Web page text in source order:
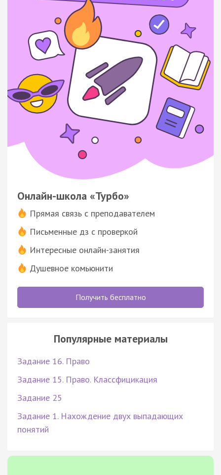
Онлайн-школа «Турбо»
Прямая связь с преподавателем
Письменные дз с проверкой
Интересные онлайн-занятия
Душевное комьюнити
Получить бесплатно
Популярные материалы
Задание 16. Право
Задание 15. Право. Классфицикация
Задание 25
Задание 1. Нахождение двух выпадающих
понятий